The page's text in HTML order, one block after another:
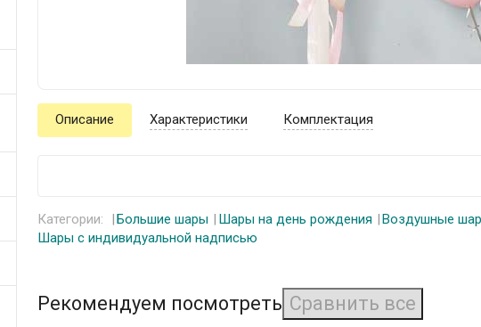
Описание Характеристики Комплектация
Категории: Большие шары Шары на день рождения Воздушные
Шары с индивидуальной надписью
Рекомендуем посмотреть